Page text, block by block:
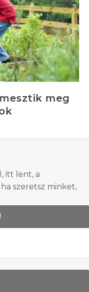
meg
itt lent, a
szeretsz minket,